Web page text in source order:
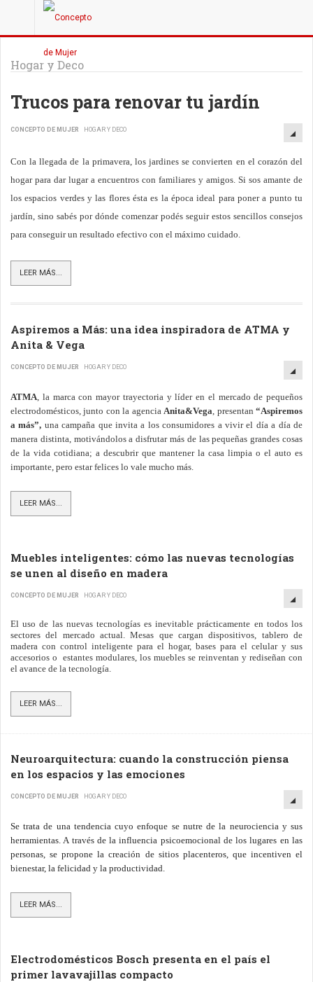
Hogar y Deco
Trucos para renovar tu jardín
CONCEPTO DE MUJER HOGAR Y DECO
Con la llegada de la primavera, los jardines se convierten en el corazón del
hogar para dar lugar a encuentros con familiares y amigos. Si sos amante de
los espacios verdes y las flores ésta es la época ideal para poner a punto tu
jardín, sino sabés por dónde comenzar podés seguir estos sencillos consejos
para conseguir un resultado efectivo con el máximo cuidado.
LEER MÁS...
Aspiremos a Más: una idea inspiradora de ATMA y
Anita & Vega
CONCEPTO DE MUJER HOGAR Y DECO
ATMA, la marca con mayor trayectoria y líder en el mercado de pequeños
electrodomésticos, junto con la agenciaAnita&Vega, presentan“Aspiremos
a más”, una campaña que invita a los consumidores a vivir el día a día de
manera distinta, motivándolos a disfrutar más de las pequeñas grandes cosas
de la vida cotidiana; a descubrir que mantener la casa limpia o el auto es
importante, pero estar felices lo vale mucho más.
LEER MÁS...
Muebles inteligentes: cómo las nuevas tecnologías
se unen al diseño en madera
CONCEPTO DE MUJER HOGAR Y DECO
El uso de las nuevas tecnologías es inevitable prácticamente en todos los
sectores del mercado actual. Mesas que cargan dispositivos, tablero de
madera con control inteligente para el hogar, bases para el celular y sus
accesorios o estantes modulares, los muebles se reinventan y rediseñan con
el avance de la tecnología.
LEER MÁS...
Neuroarquitectura: cuando la construcción piensa
en los espacios y las emociones
CONCEPTO DE MUJER HOGAR Y DECO
Se trata de una tendencia cuyo enfoque se nutre de la neurociencia y sus
herramientas. A través de la influencia psicoemocional de los lugares en las
personas, se propone la creación de sitios placenteros, que incentiven el
bienestar, la felicidad y la productividad.
LEER MÁS...
Electrodomésticos Bosch presenta en el país el
primer lavavajillas compacto